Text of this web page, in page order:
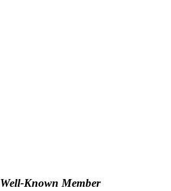
Well-Known Member